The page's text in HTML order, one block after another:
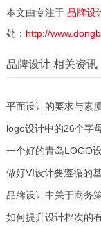
本文由专注于 品牌设
处： http://
品牌设计 相关资讯
平面设计的要求与素
logo设计中的26个字
一个好的青岛LOGO
成的
做好VI设计要遵循的
品牌设计中关于商务
如何提升设计档次的